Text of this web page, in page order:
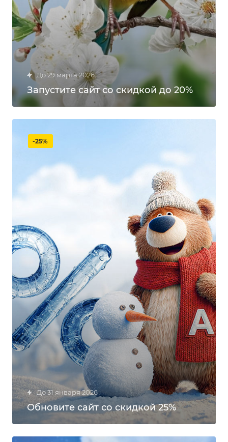
до 29 марта 2026
Запустите сайт со скидкой до 20%
до 31 января 2026
Обновите сайт со скидкой 25%
-25%